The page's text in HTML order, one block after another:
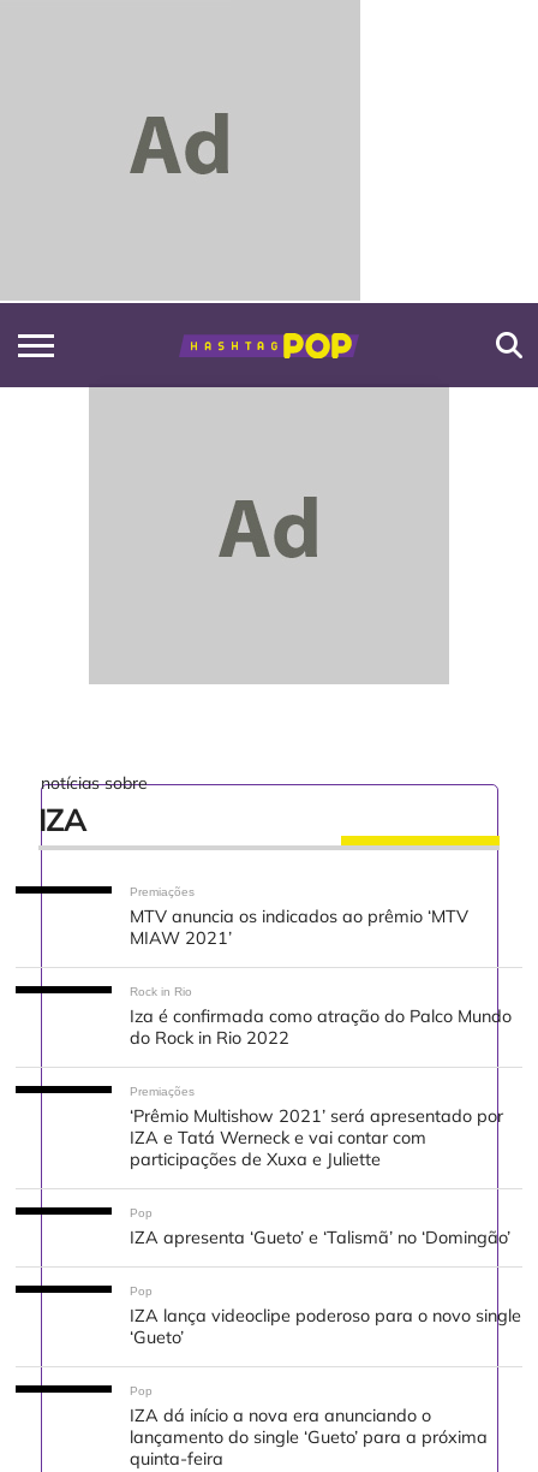
notícias sobre
IZA
Premiações
MTV anuncia os indicados ao prêmio ‘MTV
MIAW 2021’
Rock in Rio
Iza é confirmada como atração do Palco Mundo
do Rock in Rio 2022
Premiações
‘Prêmio Multishow 2021’ será apresentado por
IZA e Tatá Werneck e vai contar com
participações de Xuxa e Juliette
Pop
IZA apresenta ‘Gueto’ e ‘Talismã’ no ‘Domingão’
Pop
IZA lança videoclipe poderoso para o novo single
‘Gueto’
Pop
IZA dá início a nova era anunciando o
lançamento do single ‘Gueto’ para a próxima
quinta-feira